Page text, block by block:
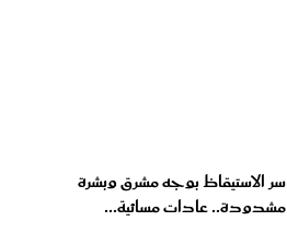
سر الاستيقاظ بوجه مشرق وبشرة
مشدودة.. عادات مسائية...